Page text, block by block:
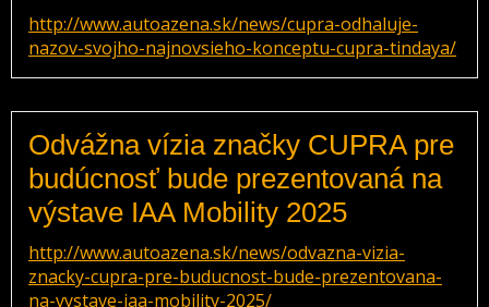
http://www.autoazena.sk/news/cupra-odhaluje-
nazov-svojho-najnovsieho-konceptu-cupra-tindaya/
Odvážna vízia značky CUPRA pre
budúcnosť bude prezentovaná na
výstave IAA Mobility 2025
http://www.autoazena.sk/news/odvazna-vizia-
znacky-cupra-pre-buducnost-bude-prezentovana-
na-vystave-iaa-mobility-2025/